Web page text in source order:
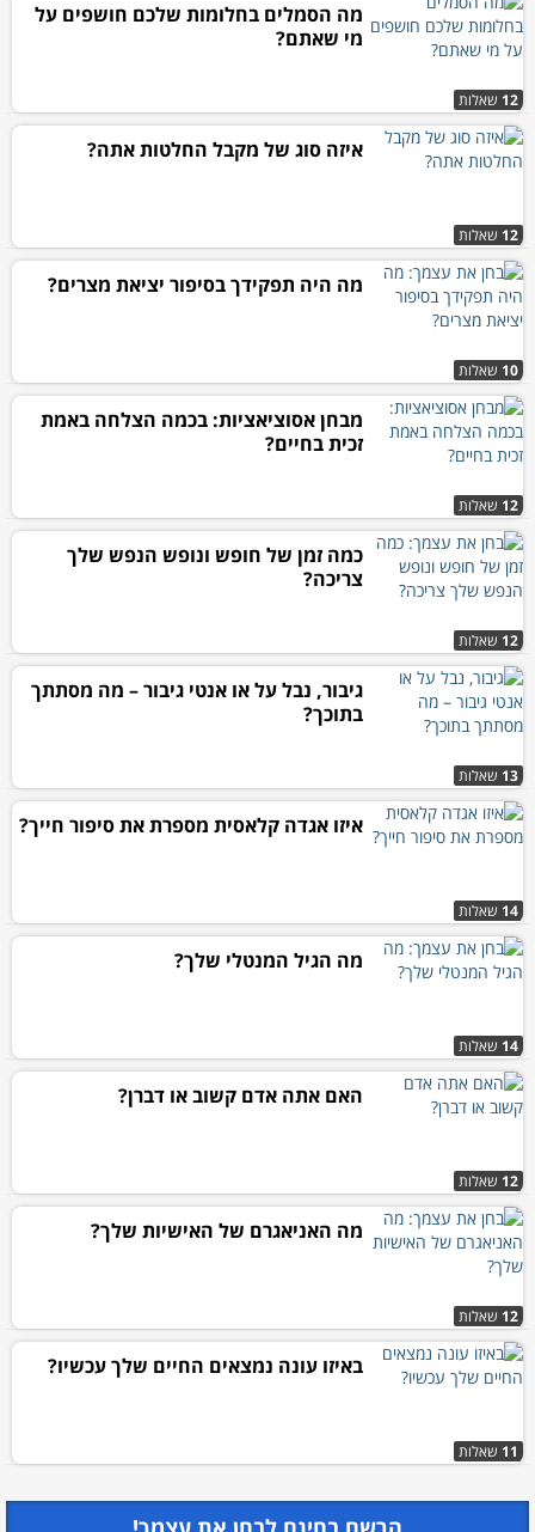
12 שאלות
מה הסמלים בחלומות שלכם חושפים על
מי שאתם?
12 שאלות
איזה סוג של מקבל החלטות אתה?
10 שאלות
מה היה תפקידך בסיפור יציאת מצרים?
12 שאלות
מבחן אסוציאציות: בכמה הצלחה באמת
זכית בחיים?
12 שאלות
כמה זמן של חופש ונופש הנפש שלך
צריכה?
13 שאלות
גיבור, נבל על או אנטי גיבור – מה מסתתך
בתוכך?
14 שאלות
איזו אגדה קלאסית מספרת את סיפור חייך?
14 שאלות
מה הגיל המנטלי שלך?
12 שאלות
האם אתה אדם קשוב או דברן?
12 שאלות
מה האניאגרם של האישיות שלך?
11 שאלות
באיזו עונה נמצאים החיים שלך עכשיו?